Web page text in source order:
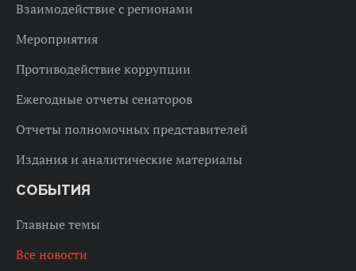
Взаимодействие с регионами
Мероприятия
Противодействие коррупции
Ежегодные отчеты сенаторов
Отчеты полномочных представителей
Издания и аналитические материалы
СОБЫТИЯ
Главные темы
Все новости